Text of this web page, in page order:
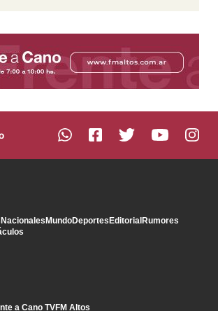
NacionalesMundoDeportesEditorialRumores
a Cano TVFM Altos